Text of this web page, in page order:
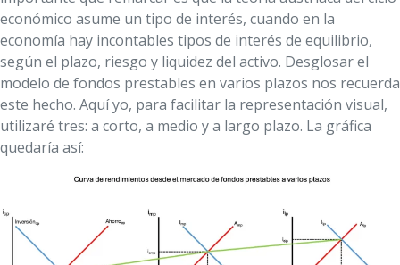
económico asume un tipo de interés, cuando en la
economía hay incontables tipos de interés de equilibrio,
según el plazo, riesgo y liquidez del activo. Desglosar el
modelo de fondos prestables en varios plazos nos recuerda
este hecho. Aquí yo, para facilitar la representación visual,
utilizaré tres: a corto, a medio y a largo plazo. La gráfica
quedaría así: